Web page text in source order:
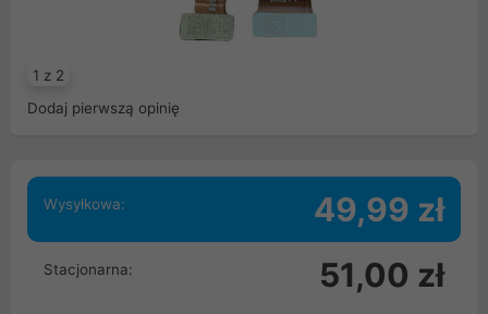
1 z 2
Dodaj pierwszą opinię
Wysyłkowa: 49,99 zł
Stacjonarna: 51,00 zł